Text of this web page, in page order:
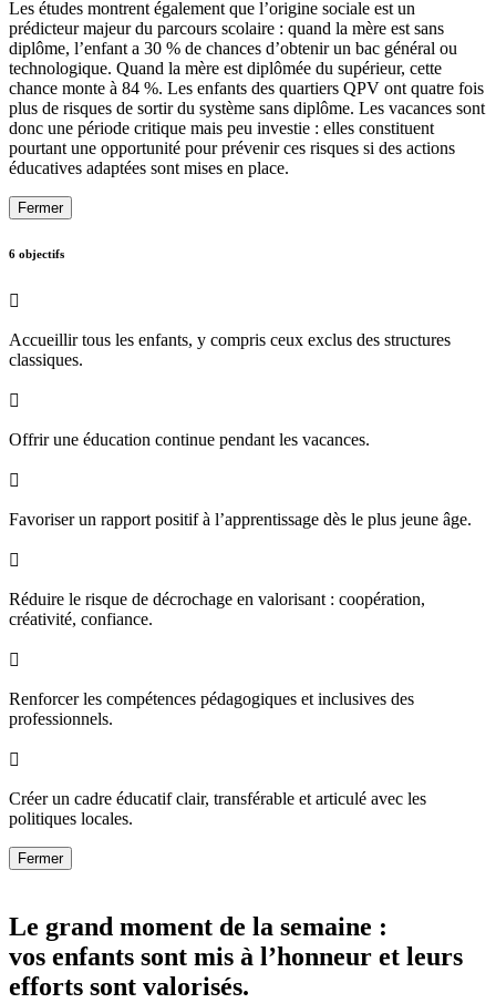
Les études montrent également que l’origine sociale est un
prédicteur majeur du parcours scolaire : quand la mère est sans
diplôme, l’enfant a 30 % de chances d’obtenir un bac général ou
technologique. Quand la mère est diplômée du supérieur, cette
chance monte à 84 %. Les enfants des quartiers QPV ont quatre fois
plus de risques de sortir du système sans diplôme. Les vacances sont
donc une période critique mais peu investie : elles constituent
pourtant une opportunité pour prévenir ces risques si des actions
éducatives adaptées sont mises en place.
Fermer
6 objectifs

Accueillir tous les enfants, y compris ceux exclus des structures
classiques.

Offrir une éducation continue pendant les vacances.

Favoriser un rapport positif à l’apprentissage dès le plus jeune âge.

Réduire le risque de décrochage en valorisant : coopération,
créativité, confiance.

Renforcer les compétences pédagogiques et inclusives des
professionnels.

Créer un cadre éducatif clair, transférable et articulé avec les
politiques locales.
Fermer
Le grand moment de la semaine :
vos enfants sont mis à l’honneur et leurs
efforts sont valorisés.